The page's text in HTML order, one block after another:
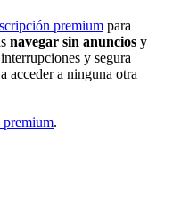
premium para
navegar sin anuncios y
y segura
acceder a ninguna otra
premium.